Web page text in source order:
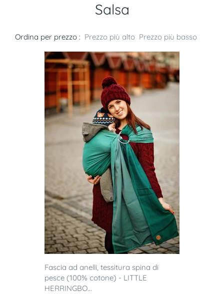
Salsa
Ordina per prezzo : Prezzo più alto Prezzo più basso
Fascia ad anelli, tessitura spina di
pesce (100% cotone) - LITTLE
HERRINGBO...